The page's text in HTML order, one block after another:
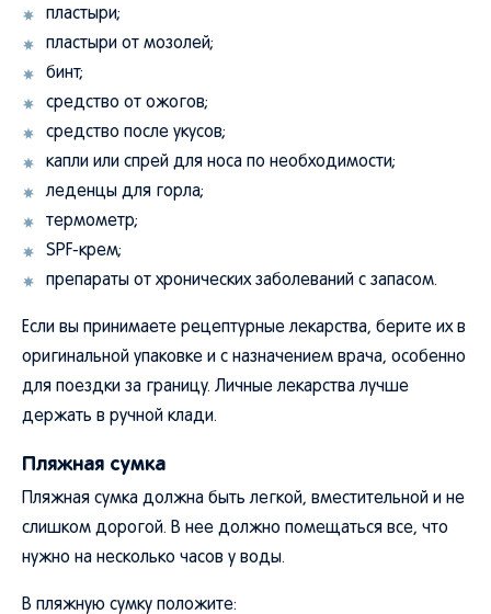
пластыри;
пластыри от мозолей;
бинт;
средство от ожогов;
средство после укусов;
капли или спрей для носа по необходимости;
леденцы для горла;
термометр;
SPF-крем;
препараты от хронических заболеваний с запасом.
Если вы принимаете рецептурные лекарства, берите их в
оригинальной упаковке и с назначением врача, особенно
для поездки за границу. Личные лекарства лучше
держать в ручной клади.
Пляжная сумка
Пляжная сумка должна быть легкой, вместительной и не
слишком дорогой. В нее должно помещаться все, что
нужно на несколько часов у воды.
В пляжную сумку положите: